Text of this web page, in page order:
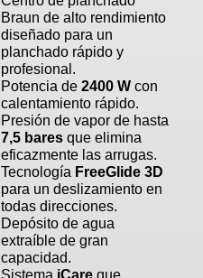
Braun de alto rendimiento
diseñado para un
planchado rápido y
profesional.
Potencia de 2400 W con
calentamiento rápido.
Presión de vapor de hasta
7,5 bares que elimina
eficazmente las arrugas.
Tecnología FreeGlide 3D
para un deslizamiento en
todas direcciones.
Depósito de agua
extraíble de gran
capacidad.
Sistema iCare que